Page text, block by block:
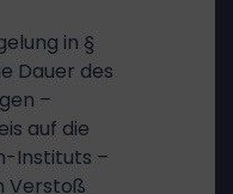
in §
Dauer des
–
auf die
Instituts –
Verstoß